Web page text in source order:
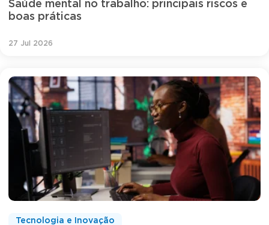
Saúde mental no trabalho: principais riscos e
boas práticas
27 Jul 2026
Tecnologia e Inovação